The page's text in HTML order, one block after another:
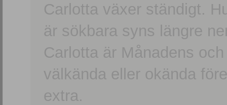
Carlotta växer ständigt.
är sökbara syns längre
Carlotta är Månadens
välkända eller okända
extra.